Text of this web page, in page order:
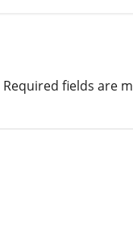
Required fields are